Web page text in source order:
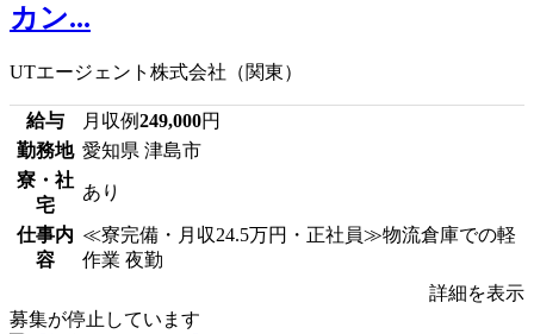
カン...
UTエージェント株式会社（関東）
給与 月収例249,000円
勤務地 愛知県 津島市
寮・社
宅
あり
仕事内
容
≪寮完備・月収24.5万円・正社員≫物流倉庫での軽
作業 夜勤
詳細を表示
募集が停止しています